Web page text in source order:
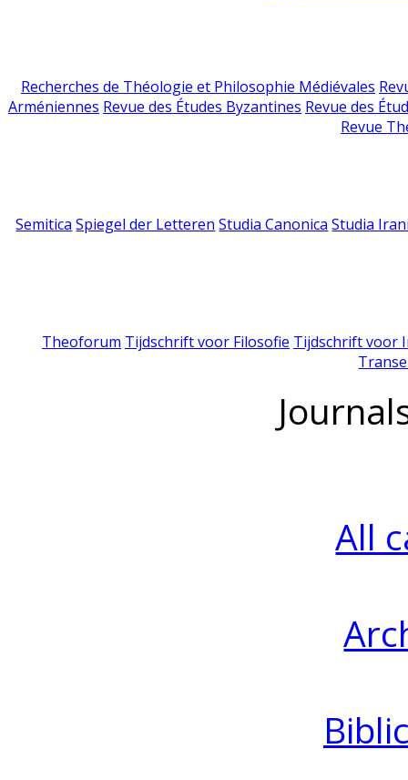
Recherches de Théologie et Philosophie Médiévales
Arméniennes Revue des Études Byzantines Revue des
Revue
Semitica Spiegel der Letteren Studia Canonica Studia
Theoforum Tijdschrift voor Filosofie Tijdschrift voor
All